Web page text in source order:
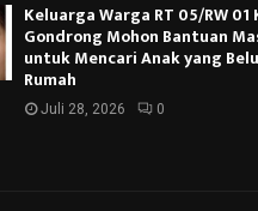
Keluarga Warga RT 05/RW 01
Gondrong Mohon Bantuan
untuk Mencari Anak yang
Rumah
Juli 28, 2026 0